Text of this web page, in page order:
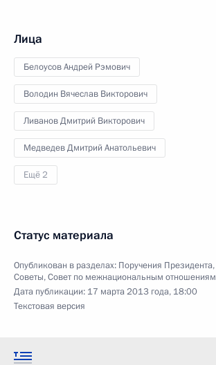
Лица
Белоусов Андрей Рэмович
Володин Вячеслав Викторович
Ливанов Дмитрий Викторович
Медведев Дмитрий Анатольевич
Ещё 2
Статус материала
Опубликован в разделах: Поручения Президента,
Советы,Совет по межнациональным отношениям
Дата публикации: 17 марта 2013 года, 18:00
Текстовая версия